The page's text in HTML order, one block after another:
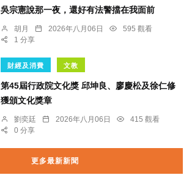
吳宗憲說那一夜，還好有法警擋在我面前
胡月 2026年八月06日
595 觀看
1 分享
財經及消費 文教
第45屆行政院文化獎 邱坤良、廖慶松及徐仁修
獲頒文化獎章
劉奕廷 2026年八月06日
415 觀看
0 分享
更多最新新聞